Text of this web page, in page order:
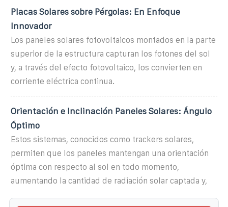
Placas Solares sobre Pérgolas: En Enfoque
Innovador
Los paneles solares fotovoltaicos montados en la parte
superior de la estructura capturan los fotones del sol
y, a través del efecto fotovoltaico, los convierten en
corriente eléctrica continua.
Orientación e Inclinación Paneles Solares: Ángulo
Óptimo
Estos sistemas, conocidos como trackers solares,
permiten que los paneles mantengan una orientación
óptima con respecto al sol en todo momento,
aumentando la cantidad de radiación solar captada y,